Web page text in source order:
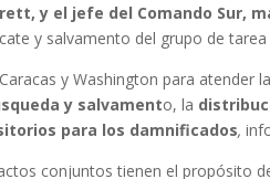
y el jefe del Comando Sur,
y salvamento del grupo de
y Washington para atender
y salvamento, la
para los damnificados,
conjuntos tienen el propósito